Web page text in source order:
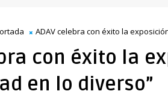
ADAV celebra con éxito la
con éxito la
en lo diverso”